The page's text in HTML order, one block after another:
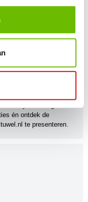
interieur en/of tuin.
leven worden
én ontdek de
te presenteren.